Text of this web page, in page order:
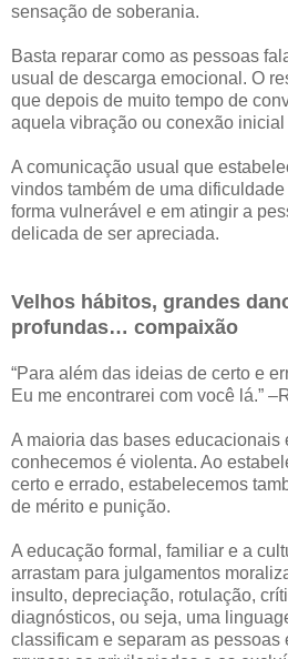
sensação de soberania.
Basta reparar como as pessoas
usual de descarga emocional. O
que depois de muito tempo de
aquela vibração ou conexão inicial
A comunicação usual que
vindos também de uma
forma vulnerável e em atingir a
delicada de ser apreciada.
Velhos hábitos, grandes
profundas… compaixão
“Para além das ideias de certo e
Eu me encontrarei com você lá.”
A maioria das bases educacionais
conhecemos é violenta. Ao
certo e errado, estabelecemos
de mérito e punição.
A educação formal, familiar e a
arrastam para julgamentos
insulto, depreciação, rotulação,
diagnósticos, ou seja, uma
classificam e separam as pessoas